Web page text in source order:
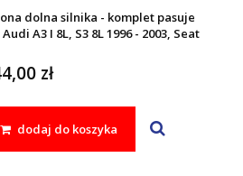
dolna silnika - komplet pasuje
A3 I 8L, S3 8L 1996 - 2003, Seat
Skoda OCTAVIA I 1996 - 2010,
BORA 1998 - 2005, GOLF IV
zł
dodaj do koszyka